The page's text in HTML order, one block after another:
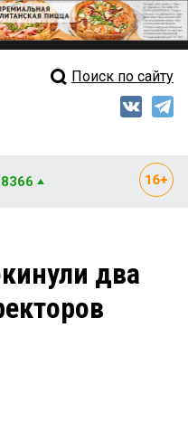
Свежий выпуск
Рейтинги
Блоги
Поиск по сайту
два